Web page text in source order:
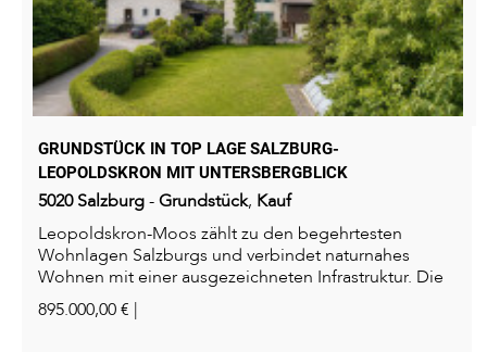
GRUNDSTÜCK IN TOP LAGE SALZBURG-
LEOPOLDSKRON MIT UNTERSBERGBLICK
5020 Salzburg-Grundstück, Kauf
Leopoldskron-Moos zählt zu den begehrtesten
Wohnlagen Salzburgs und verbindet naturnahes
Wohnen mit einer ausgezeichneten Infrastruktur. Die
weitläufigen...
895.000,00 € |